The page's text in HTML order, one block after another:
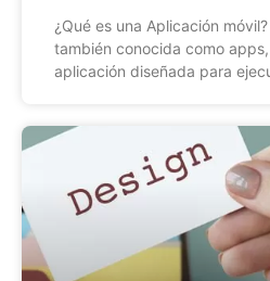
¿Qué es una Aplicación
también conocida como
aplicación diseñada para